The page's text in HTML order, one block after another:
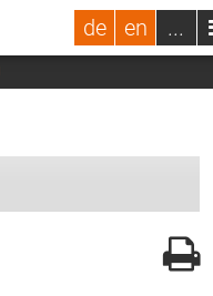
de en ...